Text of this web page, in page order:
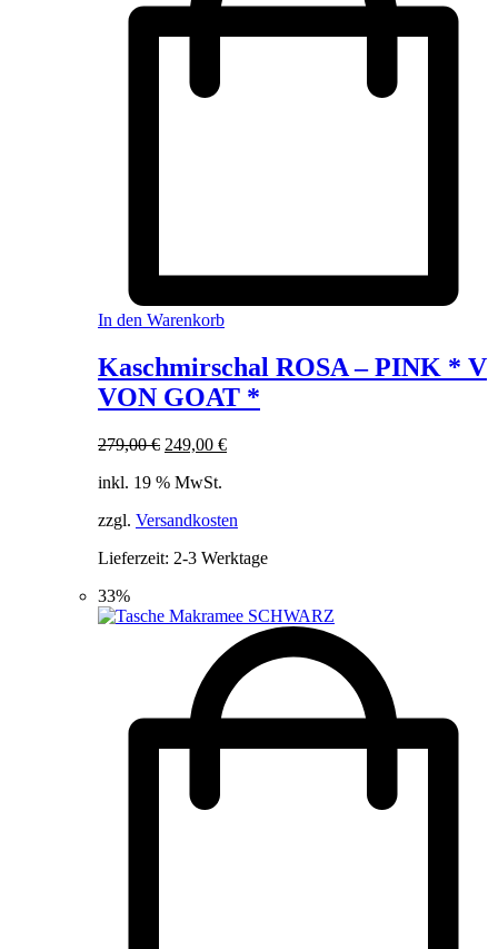
In den Warenkorb
Kaschmirschal ROSA – PINK * V
VON GOAT *
279,00€ Ursprünglicher
war:
249,00 €Aktueller
inkl. 19 % MwSt.
zzgl. Versandkosten
Lieferzeit: 2-3 Werktage
33%